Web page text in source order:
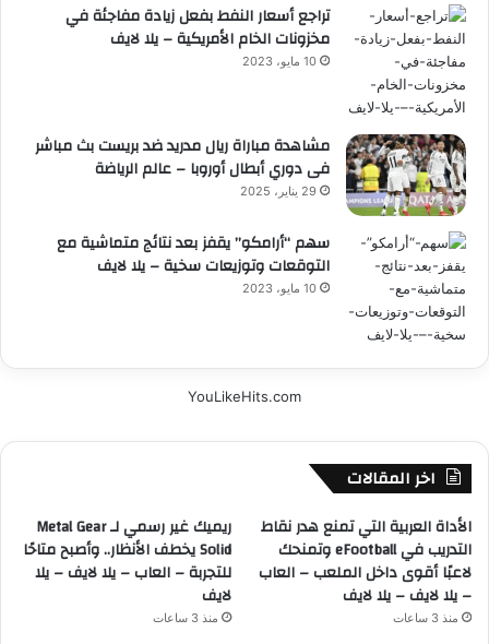
تراجع أسعار النفط بفعل زيادة مفاجئة في
مخزونات الخام الأمريكية – يلا لايف
10 مايو، 2023
مشاهدة مباراة ريال مدريد ضد بريست بث مباشر
فى دوري أبطال أوروبا – عالم الرياضة
29 يناير، 2025
سهم “أرامكو” يقفز بعد نتائج متماشية مع
التوقعات وتوزيعات سخية – يلا لايف
10 مايو، 2023
YouLikeHits.com
اخر المقالات
الأداة العربية التي تمنع هدر نقاط
التدريب في eFootball وتمنحك
لاعبًا أقوى داخل الملعب – العاب
– يلا لايف – يلا لايف
منذ 3 ساعات
ريميك غير رسمي لـ Metal Gear
Solid يخطف الأنظار.. وأصبح متاحًا
للتجربة – العاب – يلا لايف – يلا
لايف
منذ 3 ساعات